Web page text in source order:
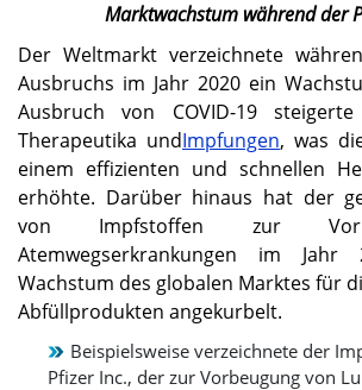
Marktwachstum während der
Der Weltmarkt verzeichnete
Ausbruchs im Jahr 2020 ein
Ausbruch von COVID-19
Therapeutika undImpfungen, was
einem effizienten und schnellen
erhöhte. Darüber hinaus hat der
von Impfstoffen zur
Atemwegserkrankungen im
Wachstum des globalen Marktes für
Abfüllprodukten angekurbelt.
Beispielsweise verzeichnete der
Pfizer Inc., der zur Vorbeugung von